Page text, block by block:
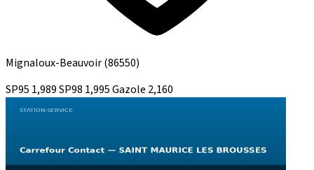
Mignaloux-Beauvoir(86550)
SP95 1,989SP98 1,995Gazole 2,160